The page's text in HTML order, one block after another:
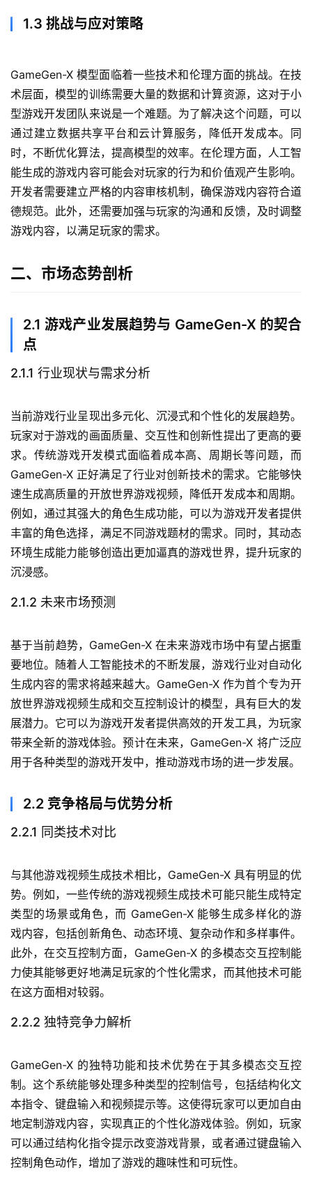
1.3 挑战与应对策略
GameGen-X 模型面临着一些技术和伦理方面的挑战。在技
术层面，模型的训练需要大量的数据和计算资源，这对于小
型游戏开发团队来说是一个难题。为了解决这个问题，可以
通过建立数据共享平台和云计算服务，降低开发成本。同
时，不断优化算法，提高模型的效率。在伦理方面，人工智
能生成的游戏内容可能会对玩家的行为和价值观产生影响。
开发者需要建立严格的内容审核机制，确保游戏内容符合道
德规范。此外，还需要加强与玩家的沟通和反馈，及时调整
游戏内容，以满足玩家的需求。
二、市场态势剖析
2.1 游戏产业发展趋势与 GameGen-X 的契合
点
2.1.1 行业现状与需求分析
当前游戏行业呈现出多元化、沉浸式和个性化的发展趋势。
玩家对于游戏的画面质量、交互性和创新性提出了更高的要
求。传统游戏开发模式面临着成本高、周期长等问题，而
GameGen-X 正好满足了行业对创新技术的需求。它能够快
速生成高质量的开放世界游戏视频，降低开发成本和周期。
例如，通过其强大的角色生成功能，可以为游戏开发者提供
丰富的角色选择，满足不同游戏题材的需求。同时，其动态
环境生成能力能够创造出更加逼真的游戏世界，提升玩家的
沉浸感。
2.1.2 未来市场预测
基于当前趋势，GameGen-X 在未来游戏市场中有望占据重
要地位。随着人工智能技术的不断发展，游戏行业对自动化
生成内容的需求将越来越大。GameGen-X 作为首个专为开
放世界游戏视频生成和交互控制设计的模型，具有巨大的发
展潜力。它可以为游戏开发者提供高效的开发工具，为玩家
带来全新的游戏体验。预计在未来，GameGen-X 将广泛应
用于各种类型的游戏开发中，推动游戏市场的进一步发展。
2.2 竞争格局与优势分析
2.2.1 同类技术对比
与其他游戏视频生成技术相比，GameGen-X 具有明显的优
势。例如，一些传统的游戏视频生成技术可能只能生成特定
类型的场景或角色，而 GameGen-X 能够生成多样化的游
戏内容，包括创新角色、动态环境、复杂动作和多样事件。
此外，在交互控制方面，GameGen-X 的多模态交互控制能
力使其能够更好地满足玩家的个性化需求，而其他技术可能
在这方面相对较弱。
2.2.2 独特竞争力解析
GameGen-X 的独特功能和技术优势在于其多模态交互控
制。这个系统能够处理多种类型的控制信号，包括结构化文
本指令、键盘输入和视频提示等。这使得玩家可以更加自由
地定制游戏内容，实现真正的个性化游戏体验。例如，玩家
可以通过结构化指令提示改变游戏背景，或者通过键盘输入
控制角色动作，增加了游戏的趣味性和可玩性。